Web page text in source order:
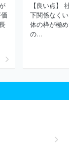
)
【良い点】
下関係なく
体の枠が極
の...